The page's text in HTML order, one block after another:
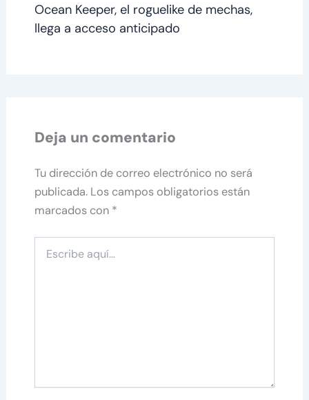
Ocean Keeper, el roguelike de mechas,
llega a acceso anticipado
Deja un comentario
Tu dirección de correo electrónico no será
publicada. Los campos obligatorios están
marcados con *
aquí...